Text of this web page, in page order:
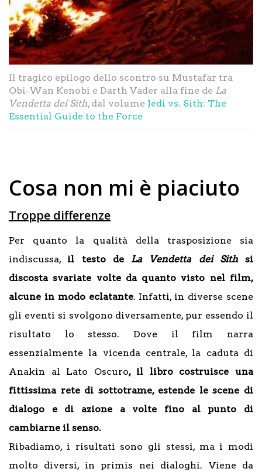
Il tragico epilogo dello scontro su Mustafar tra
Obi-Wan Kenobi e Darth Vader alla fine de La
Vendetta dei Sith, dal volume Jedi vs. Sith: The
Essential Guide to the Force
Cosa non mi è piaciuto
Troppe differenze
Per quanto la qualità della trasposizione sia
indiscussa, il testo de La Vendetta dei Sithsi
discosta svariate volte da quanto visto nel film,
alcune in modo eclatante. Infatti, in diverse scene
gli eventi si svolgono diversamente, pur essendo il
risultato lo stesso. Dove il film narra
essenzialmente la vicenda centrale, la caduta di
Anakin al Lato Oscuro, il libro costruisce una
fittissima rete di sottotrame, estende le scene di
dialogo e di azione a volte fino al punto di
cambiarne il senso.
Ribadiamo, i risultati sono gli stessi, ma i modi
molto diversi, in primis nei dialoghi. Viene da